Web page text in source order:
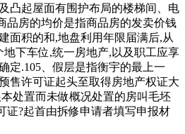
凸起屋面有围护布局的楼梯间、电
品房的均价是指商品房的发卖价钱
面积的和,地盘利用年限届满后,从
地下车位,统一房地产,以及职工应享
定.105、假层是指衡宇的最上一
售许可证起头至取得房地产权证大
处置而未做概况处置的房叫毛坯
证?起首由拆修申请者填写申报材